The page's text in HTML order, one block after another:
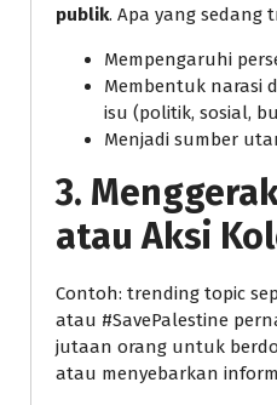
publik. Apa yang sedang
Mempengaruhi
Membentuk narasi
isu (politik, sosial,
Menjadi sumber
3.
atau Aksi
Contoh: trending topic
atau #SavePalestine
jutaan orang untuk
atau menyebarkan